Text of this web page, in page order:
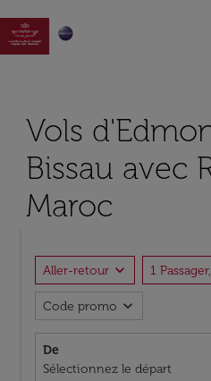

Vols
Bissau avec
Maroc
Aller-retour expand_more 1
Code promo expand_more
De
Sélectionnez le départ